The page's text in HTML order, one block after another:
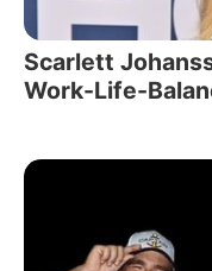
Scarlett
Work-Life-